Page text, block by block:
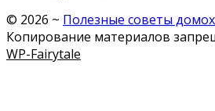
© 2026 ~ Полезные советы
Копирование материалов
WP-Fairytale